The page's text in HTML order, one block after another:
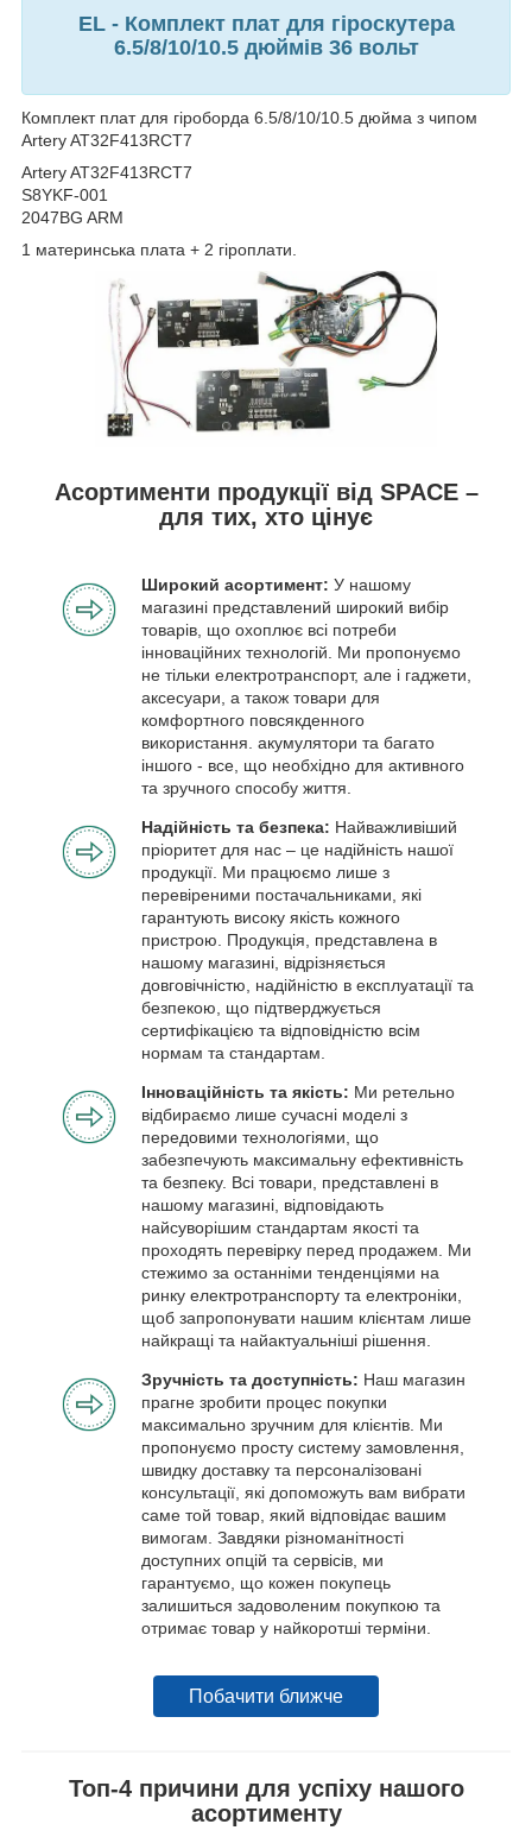
EL - Комплект плат для гіроскутера
6.5/8/10/10.5 дюймів 36 вольт
Комплект плат для гіроборда 6.5/8/10/10.5 дюйма з чипом
Artery AT32F413RCT7
Artery AT32F413RCT7
S8YKF-001
2047BG ARM
1 материнська плата + 2 гіроплати.
Асортименти продукції від SPACE –
для тих, хто цінує
Широкий асортимент: У нашому
магазині представлений широкий вибір
товарів, що охоплює всі потреби
інноваційних технологій. Ми пропонуємо
не тільки електротранспорт, але і гаджети,
аксесуари, а також товари для
комфортного повсякденного
використання. акумулятори та багато
іншого - все, що необхідно для активного
та зручного способу життя.
Надійність та безпека: Найважливіший
пріоритет для нас – це надійність нашої
продукції. Ми працюємо лише з
перевіреними постачальниками, які
гарантують високу якість кожного
пристрою. Продукція, представлена в
нашому магазині, відрізняється
довговічністю, надійністю в експлуатації та
безпекою, що підтверджується
сертифікацією та відповідністю всім
нормам та стандартам.
Інноваційність та якість: Ми ретельно
відбираємо лише сучасні моделі з
передовими технологіями, що
забезпечують максимальну ефективність
та безпеку. Всі товари, представлені в
нашому магазині, відповідають
найсуворішим стандартам якості та
проходять перевірку перед продажем. Ми
стежимо за останніми тенденціями на
ринку електротранспорту та електроніки,
щоб запропонувати нашим клієнтам лише
найкращі та найактуальніші рішення.
Зручність та доступність: Наш магазин
прагне зробити процес покупки
максимально зручним для клієнтів. Ми
пропонуємо просту систему замовлення,
швидку доставку та персоналізовані
консультації, які допоможуть вам вибрати
саме той товар, який відповідає вашим
вимогам. Завдяки різноманітності
доступних опцій та сервісів, ми
гарантуємо, що кожен покупець
залишиться задоволеним покупкою та
отримає товар у найкоротші терміни.
Побачити ближче
Топ-4 причини для успіху нашого
асортименту